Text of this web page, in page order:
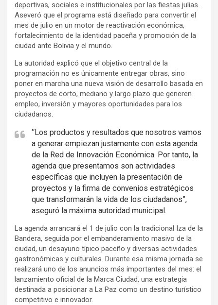
deportivas, sociales e institucionales por las fiestas julias.
Aseveró que el programa está diseñado para convertir el
mes de julio en un motor de reactivación económica,
fortalecimiento de la identidad paceña y promoción de la
ciudad ante Bolivia y el mundo.
La autoridad explicó que el objetivo central de la
programación no es únicamente entregar obras, sino
poner en marcha una nueva visión de desarrollo basada en
proyectos de corto, mediano y largo plazo que generen
empleo, inversión y mayores oportunidades para los
ciudadanos.
“Los productos y resultados que nosotros vamos
a generar empiezan justamente con esta agenda
de la Red de Innovación Económica. Por tanto, la
agenda que presentamos son actividades
específicas que incluyen la presentación de
proyectos y la firma de convenios estratégicos
que transformarán la vida de los ciudadanos”,
aseguró la máxima autoridad municipal.
La agenda arrancará el 1 de julio con la tradicional Iza de la
Bandera, seguida por el embanderamiento masivo de la
ciudad, un desayuno típico paceño y diversas actividades
gastronómicas y culturales. Durante esa misma jornada se
realizará uno de los anuncios más importantes del mes: el
lanzamiento oficial de la Marca Ciudad, una estrategia
destinada a posicionar a La Paz como un destino turístico
competitivo e innovador.